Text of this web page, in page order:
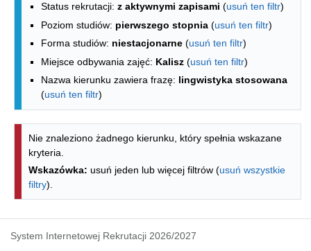
Status rekrutacji: z aktywnymi zapisami (usuń ten filtr)
Poziom studiów: pierwszego stopnia (usuń ten filtr)
Forma studiów: niestacjonarne (usuń ten filtr)
Miejsce odbywania zajęć: Kalisz (usuń ten filtr)
Nazwa kierunku zawiera frazę: lingwistyka stosowana
(usuń ten filtr)
Nie znaleziono żadnego kierunku, który spełnia wskazane
kryteria.
Wskazówka: usuń jeden lub więcej filtrów (usuń wszystkie
filtry).
System Internetowej Rekrutacji 2026/2027